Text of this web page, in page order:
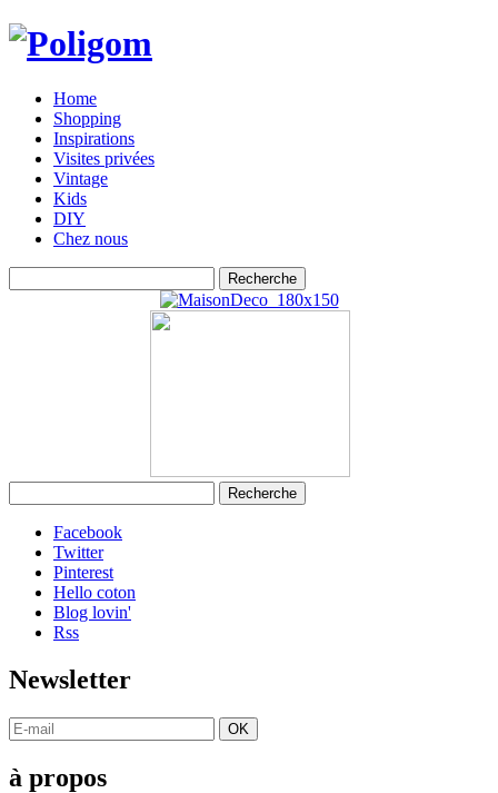
Home
Shopping
Inspirations
Visites privées
Vintage
Kids
DIY
Chez nous
Facebook
Twitter
Pinterest
Hello coton
Blog lovin'
Rss
Newsletter
OK
à propos